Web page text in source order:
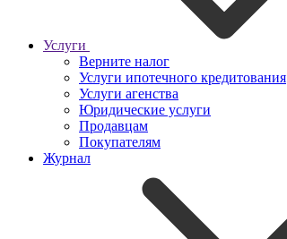
Услуги
Верните налог
Услуги ипотечного кредитования
Услуги агенства
Юридические услуги
Продавцам
Покупателям
Журнал